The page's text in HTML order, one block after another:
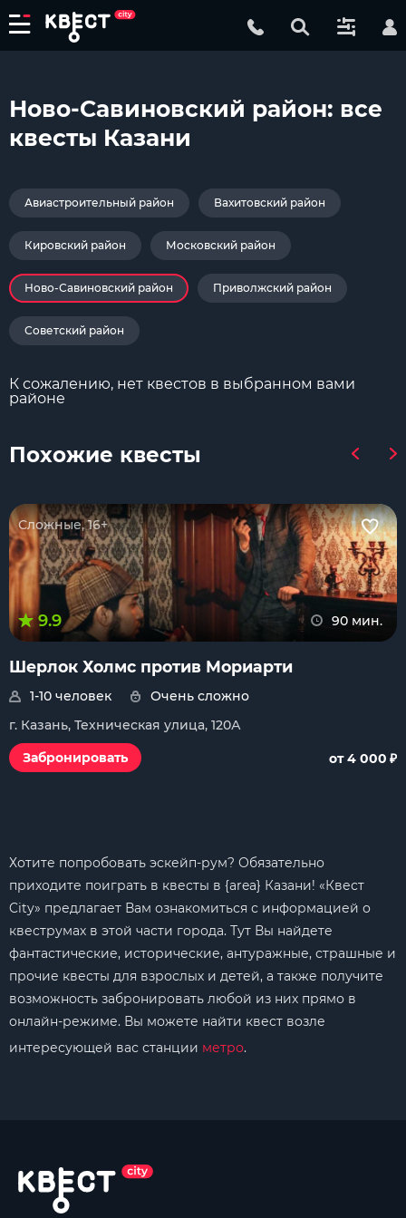
Ново-Савиновский район: все
квесты Казани
Авиастроительный район Вахитовский район
Кировский район Московский район
Ново-Савиновский район Приволжский район
Советский район
К сожалению, нет квестов в выбранном вами
районе
Похожие квесты
Сложные, 16+
9.9 90 мин.
Шерлок Холмс против Мориарти
1-10 человек
Очень сложно
г. Казань, Техническая улица, 120А
Забронировать
от 4 000 ₽
Хотите попробовать эскейп-рум? Обязательно
приходите поиграть в квесты в {area} Казани! «Квест
City» предлагает Вам ознакомиться с информацией о
квеструмах в этой части города. Тут Вы найдете
фантастические, исторические, антуражные, страшные и
прочие квесты для взрослых и детей, а также получите
возможность забронировать любой из них прямо в
онлайн-режиме. Вы можете найти квест возле
интересующей вас станции метро.